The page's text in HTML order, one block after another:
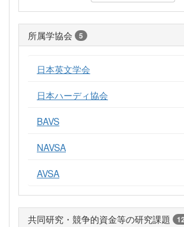
所属学協会 5
日本英文学会
日本ハーディ協会
BAVS
NAVSA
AVSA
共同研究・競争的資金等の研究課題 12